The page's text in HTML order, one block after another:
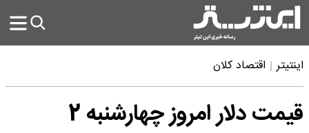
اینتیتر اقتصاد کلان
قیمت دلار امروز چهارشنبه 2